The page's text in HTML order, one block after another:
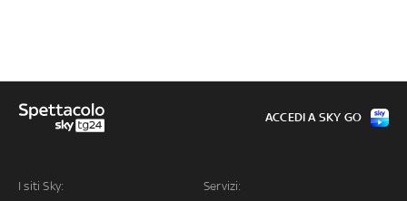
I siti Sky: Servizi:
ACCEDI A SKY GO